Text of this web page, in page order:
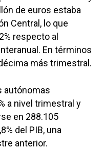
de euros estaba
Central, lo que
respecto al
En términos
más trimestral.
autónomas
a nivel trimestral y
en 288.105
del PIB, una
anterior.